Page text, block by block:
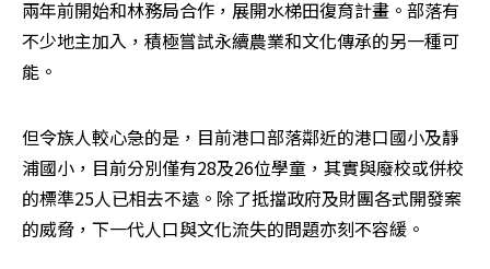
兩年前開始和林務局合作，展開水梯田復育計畫。部落有
不少地主加入，積極嘗試永續農業和文化傳承的另一種可
能。
但令族人較心急的是，目前港口部落鄰近的港口國小及靜
浦國小，目前分別僅有28及26位學童，其實與廢校或併校
的標準25人已相去不遠。除了抵擋政府及財團各式開發案
的威脅，下一代人口與文化流失的問題亦刻不容緩。